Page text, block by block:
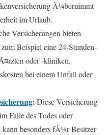
Ã¼bernimmt
im Urlaub.
Versicherungen bieten
Beispiel eine 24-Stunden-
oder -kliniken,
bei einem Unfall oder
: Diese Versicherung
Falle des Todes oder
kann besonders fÃ¼r Besitzer